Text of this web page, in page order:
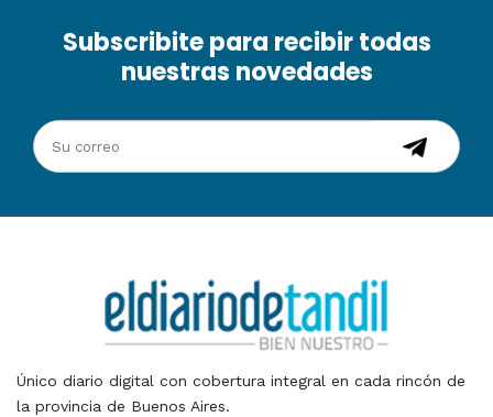
Subscribite para recibir todas
nuestras novedades
Único diario digital con cobertura integral en cada rincón de
la provincia de Buenos Aires.